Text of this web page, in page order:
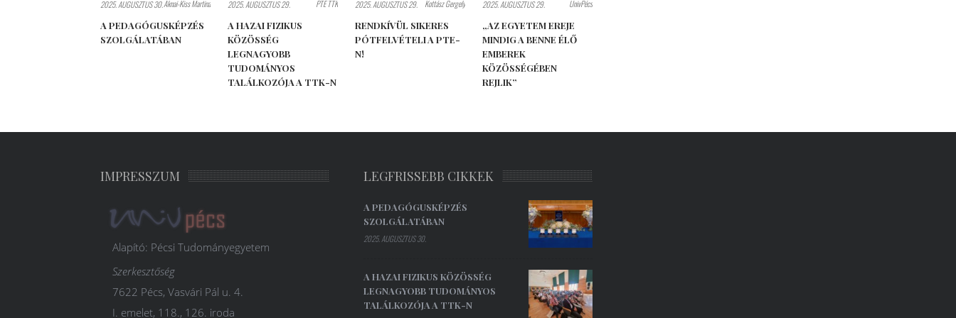
2025. AUGUSZTUS 30.Aknai-Kiss Martina
A PEDAGÓGUSKÉPZÉS
SZOLGÁLATÁBAN
2025. AUGUSZTUS 29. PTE TTK
A HAZAI FIZIKUS
KÖZÖSSÉG
LEGNAGYOBB
TUDOMÁNYOS
TALÁLKOZÓJA A TTK-N
2025. AUGUSZTUS 29. Kottász Gergely
RENDKÍVÜL SIKERES
PÓTFELVÉTELI A PTE-
N!
2025. AUGUSZTUS 29. UnivPécs
„AZ EGYETEM EREJE
MINDIG A BENNE ÉLŐ
EMBEREK
KÖZÖSSÉGÉBEN
REJLIK”
IMPRESSZUM
Alapító: Pécsi Tudományegyetem
Szerkesztőség
7622 Pécs, Vasvári Pál u. 4.
I. emelet, 118., 126. iroda
LEGFRISSEBB CIKKEK
A PEDAGÓGUSKÉPZÉS
SZOLGÁLATÁBAN
2025. AUGUSZTUS 30.
A HAZAI FIZIKUS KÖZÖSSÉG
LEGNAGYOBB TUDOMÁNYOS
TALÁLKOZÓJA A TTK-N